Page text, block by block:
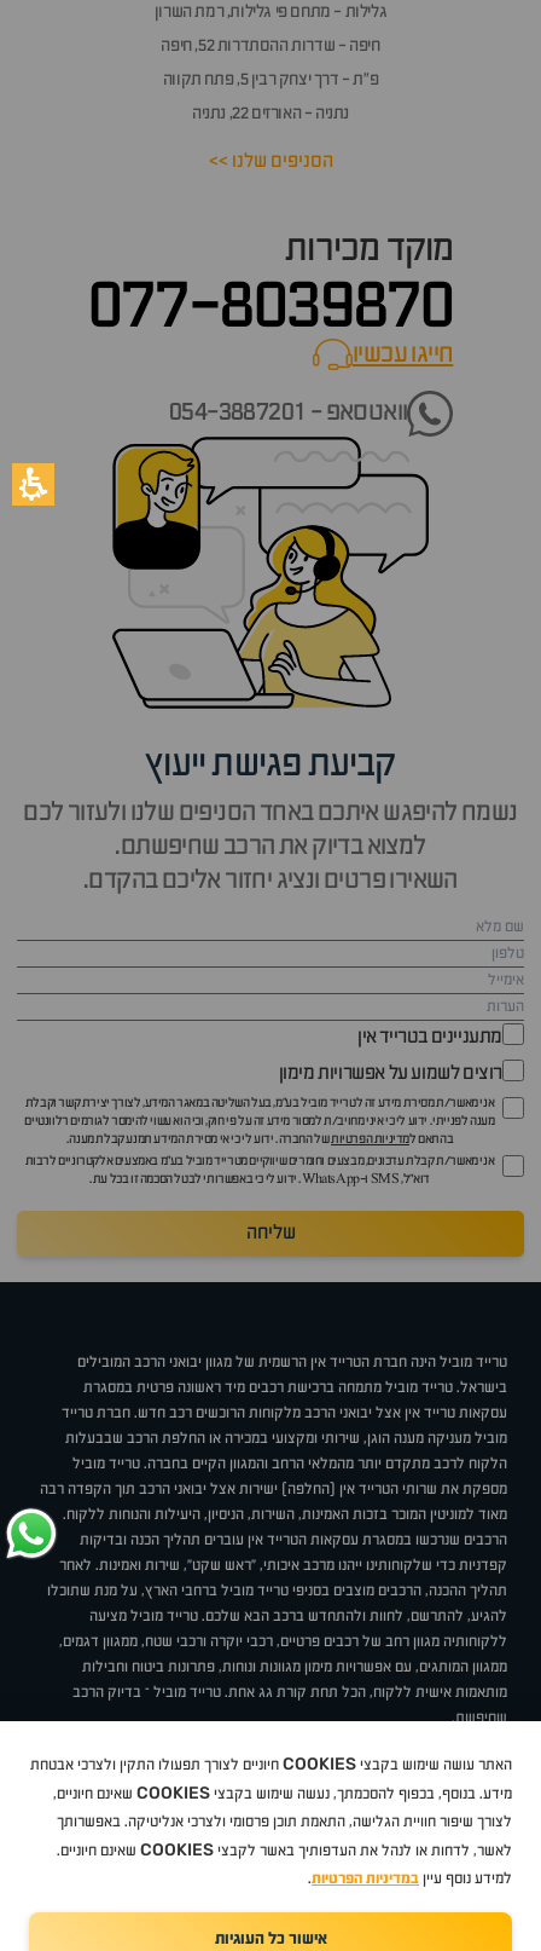
גלילות - מתחם פי גלילות, רמת השרון
חיפה - שדרות ההסתדרות 52, חיפה
פ״ת - דרך יצחק רבין 5, פתח תקווה
נתניה - האורזים 22, נתניה
הסניפים שלנו >>
מוקד מכירות
077-8039870
חייגו עכשיוcall now
וואטסאפ - 054-3887201
קביעת פגישת ייעוץ
נשמח להיפגש איתכם באחד הסניפים שלנו ולעזור לכם
למצוא בדיוק את הרכב שחיפשתם.
השאירו פרטים ונציג יחזור אליכם בהקדם.
מתעניינים בטרייד אין
רוצים לשמוע על אפשרויות מימון
אני מאשר/ת מסירת מידע זה לטרייד מוביל בע"מ, בעל השליטה במאגר המידע, לצורך יצירת קשר וקבלת
מענה לפנייתי. ידוע לי כי איני מחויב/ת למסור מידע זה על פי חוק, וכי הוא עשוי להימסר לגורמים רלוונטיים
בהתאם למדיניות הפרטיותשל החברה. ידוע לי כי אי מסירת המידע תמנע קבלת מענה.
אני מאשר/ת קבלת עדכונים, מבצעים וחומרים שיווקיים מטרייד מוביל בע"מ באמצעים אלקטרוניים לרבות
דוא״ל, SMS ו-WhatsApp. ידוע לי כי באפשרותי לבטל הסכמה זו בכל עת.
שליחה
טרייד מוביל הינה חברת הטרייד אין הרשמית של מגוון יבואני הרכב המובילים
בישראל. טרייד מוביל מתמחה ברכישת רכבים מיד ראשונה פרטית במסגרת
עסקאות טרייד אין אצל יבואני הרכב מלקוחות הרוכשים רכב חדש. חברת טרייד
מוביל מעניקה מענה הוגן, שירותי ומקצועי במכירה או החלפת הרכב שבבעלות
הלקוח לרכב מתקדם יותר מהמלאי הרחב והמגוון הקיים בחברה. טרייד מוביל
מספקת את שרותי הטרייד אין (החלפה) ישירות אצל יבואני הרכב תוך הקפדה רבה
מאוד למוניטין המוכר בזכות האמינות, השירות, הניסיון, היעילות והנוחות ללקוח.
הרכבים שנרכשו במסגרת עסקאות הטרייד אין עוברים תהליך הכנה ובדיקות
קפדניות כדי שלקוחותינו ייהנו מרכב איכותי, "ראש שקט", שירות ואמינות. לאחר
תהליך ההכנה, הרכבים מוצבים בסניפי טרייד מוביל ברחבי הארץ, על מנת שתוכלו
להגיע, להתרשם, לחוות ולהתחדש ברכב הבא שלכם. טרייד מוביל מציעה
ללקוחותיה מגוון רחב של רכבים פרטיים, רכבי יוקרה ורכבי שטח, ממגוון דגמים,
ממגוון המותגים, עם אפשרויות מימון מגוונות ונוחות, פתרונות ביטוח וחבילות
מותאמות אישית ללקוח, הכל תחת קורת גג אחת. טרייד מוביל – בדיוק הרכב
שחיפשת.
תקנוןBUY BACKמבצעיםמגזין טרייד מובילאיך זה עובד? דרושים
ניהול העדפות עוגיות
סיטרואן אופלפיג'וMG
Geelyמזדהבי ווי דיצ'רי טסלהניסאןטויוטהדאצ'יהפולקסווגןטסלה
ב מ וולקסוסאאודיסקודהיונדאירנושברולט
TradeMobile instagram
TradeMobile facebook
האתר עושה שימוש בקבצי COOKIES חיוניים לצורך תפעולו התקין ולצרכי אבטחת
מידע. בנוסף, בכפוף להסכמתך, נעשה שימוש בקבצי COOKIES שאינם חיוניים,
לצורך שיפור חוויית הגלישה, התאמת תוכן פרסומי ולצרכי אנליטיקה. באפשרותך
לאשר, לדחות או לנהל את העדפותיך באשר לקבצי COOKIES שאינם חיוניים.
למידע נוסף עיין במדיניות הפרטיות.
אישור כל העוגיות